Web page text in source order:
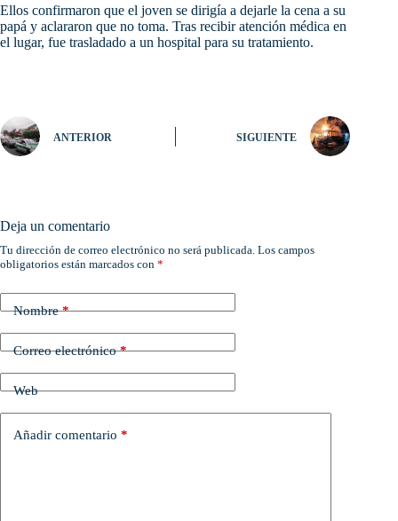
Ellos confirmaron que el joven se dirigía a dejarle la cena a su
papá y aclararon que no toma. Tras recibir atención médica en
el lugar, fue trasladado a un hospital para su tratamiento.
ANTERIOR SIGUIENTE
Deja un comentario
Tu dirección de correo electrónico no será publicada. Los campos
obligatorios están marcados con *
Nombre*
Correo electrónico*
Web
Añadir comentario *